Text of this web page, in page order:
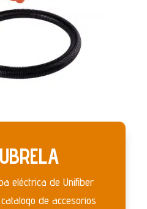
eléctrica de Unifiber
de accesorios